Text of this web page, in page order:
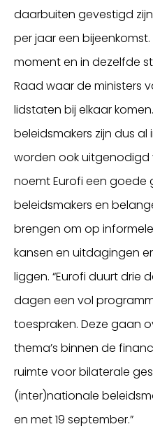
daarbuiten gevestigd
per jaar een
moment en in dezelfde
Raad waar de ministers
lidstaten bij elkaar
beleidsmakers zijn dus
worden ook uitgenodigd
noemt Eurofi een goede
beleidsmakers en
brengen om op
kansen en uitdagingen
liggen. “Eurofi duurt drie
dagen een vol
toespraken. Deze gaan
thema’s binnen de
ruimte voor bilaterale
(inter)nationale
en met 19 september.”